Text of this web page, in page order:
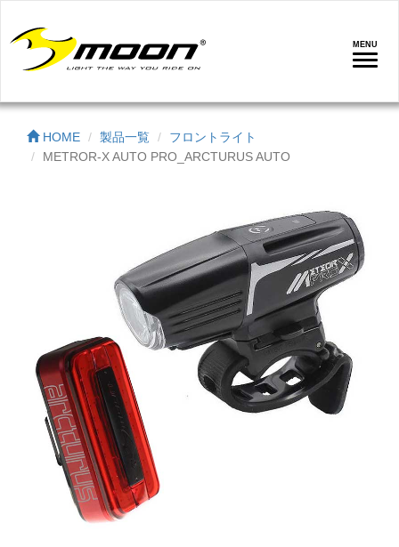
MENU
ナ
ゲ
HOME 製品一覧
フロントライト
METROR-X AUTO PRO_ARCTURUS AUTO